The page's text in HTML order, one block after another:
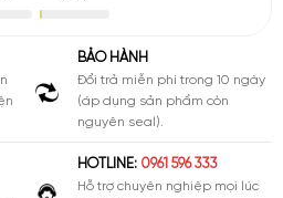
BẢO HÀNH
Đổi trả miễn phí trong 10 ngày
(áp dụng sản phẩm còn
nguyên seal).
HOTLINE: 0961 596 333
Hỗ trợ chuyên nghiệp mọi lúc